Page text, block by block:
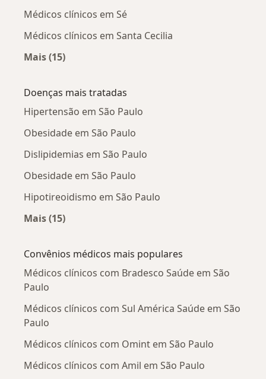
Médicos clínicos em Sé
Médicos clínicos em Santa Cecilia
Mais (15)
Doenças mais tratadas
Hipertensão em São Paulo
Obesidade em São Paulo
Dislipidemias em São Paulo
Obesidade em São Paulo
Hipotireoidismo em São Paulo
Mais (15)
Convênios médicos mais populares
Médicos clínicos com Bradesco Saúde em São
Paulo
Médicos clínicos com Sul América Saúde em São
Paulo
Médicos clínicos com Omint em São Paulo
Médicos clínicos com Amil em São Paulo